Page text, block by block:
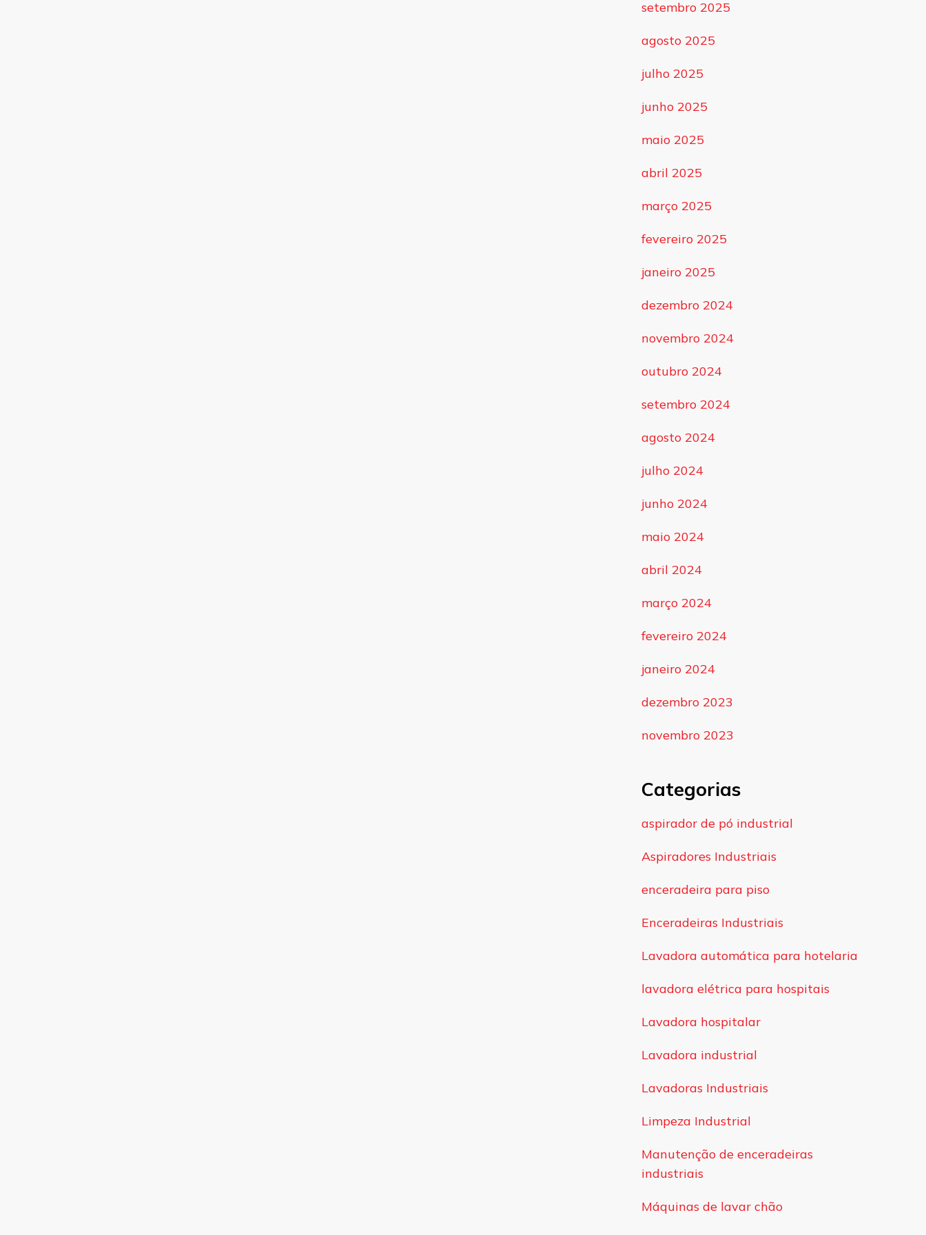
setembro 2025
agosto 2025
julho 2025
junho 2025
maio 2025
abril 2025
março 2025
fevereiro 2025
janeiro 2025
dezembro 2024
novembro 2024
outubro 2024
setembro 2024
agosto 2024
julho 2024
junho 2024
maio 2024
abril 2024
março 2024
fevereiro 2024
janeiro 2024
dezembro 2023
novembro 2023
Categorias
aspirador de pó industrial
Aspiradores Industriais
enceradeira para piso
Enceradeiras Industriais
Lavadora automática para hotelaria
lavadora elétrica para hospitais
Lavadora hospitalar
Lavadora industrial
Lavadoras Industriais
Limpeza Industrial
Manutenção de enceradeiras
industriais
Máquinas de lavar chão